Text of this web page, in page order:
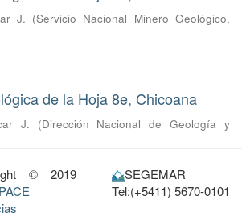
J. (Servicio Nacional Minero Geológico,
de la Hoja 8e, Chicoana
J. (Dirección Nacional de Geología y
© 2019
SEGEMAR
Tel:(+5411) 5670-0101